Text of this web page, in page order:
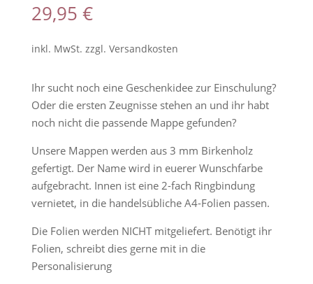
von 5,
basierend
ertung
29,95 €
inkl. MwSt. zzgl. Versandkosten
Ihr sucht noch eine Geschenkidee zur Einschulung?
Oder die ersten Zeugnisse stehen an und ihr habt
noch nicht die passende Mappe gefunden?
Unsere Mappen werden aus 3 mm Birkenholz
gefertigt. Der Name wird in euerer Wunschfarbe
aufgebracht. Innen ist eine 2-fach Ringbindung
vernietet, in die handelsübliche A4-Folien passen.
Die Folien werden NICHT mitgeliefert. Benötigt ihr
Folien, schreibt dies gerne mit in die
Personalisierung